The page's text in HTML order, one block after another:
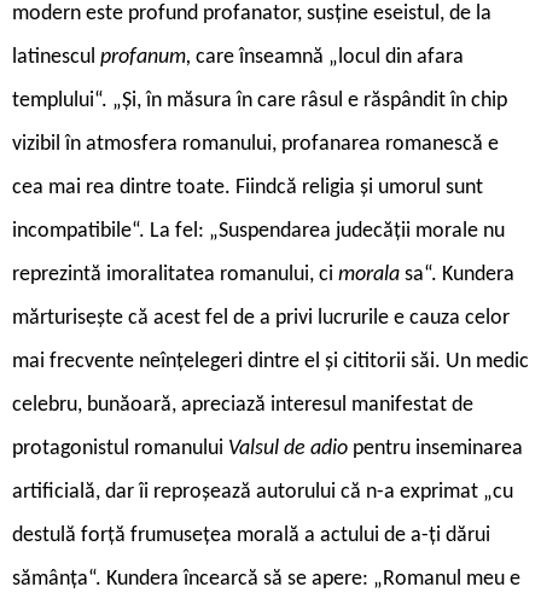
modern este profund profanator, susține eseistul, de la
latinescul profanum, care înseamnă „locul din afara
templului“. „Și, în măsura în care râsul e răspândit în chip
vizibil în atmosfera romanului, profanarea romanescă e
cea mai rea dintre toate. Fiindcă religia și umorul sunt
incompatibile“. La fel: „Suspendarea judecății morale nu
reprezintă imoralitatea romanului, ci morala sa“. Kundera
mărturisește că acest fel de a privi lucrurile e cauza celor
mai frecvente neînțelegeri dintre el și cititorii săi. Un medic
celebru, bunăoară, apreciază interesul manifestat de
protagonistul romanului Valsul de adio pentru inseminarea
artificială, dar îi reproșează autorului că n-a exprimat „cu
destulă forță frumusețea morală a actului de a-ți dărui
sămânța“. Kundera încearcă să se apere: „Romanul meu e